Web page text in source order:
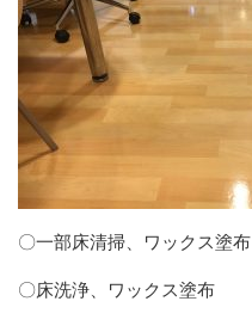
〇一部床清掃、ワックス塗布
〇床洗浄、ワックス塗布